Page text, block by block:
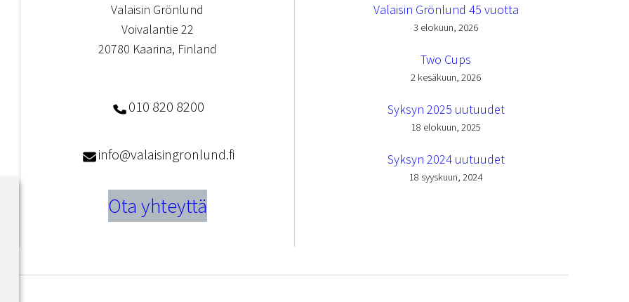
Valaisin Grönlund
Voivalantie 22
20780 Kaarina, Finland
010 820 8200
info@valaisingronlund.fi
Ota yhteyttä
Valaisin Grönlund 45 vuotta
3 elokuun, 2026
Two Cups
2 kesäkuun, 2026
Syksyn 2025 uutuudet
18 elokuun, 2025
Syksyn 2024 uutuudet
18 syyskuun, 2024